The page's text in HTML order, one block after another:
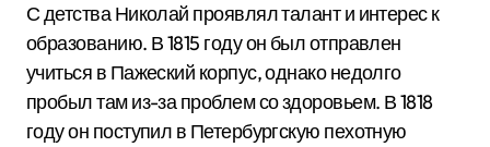
С детства Николай проявлял талант и интерес к
образованию. В 1815 году он был отправлен
учиться в Пажеский корпус, однако недолго
пробыл там из-за проблем со здоровьем. В 1818
году он поступил в Петербургскую пехотную